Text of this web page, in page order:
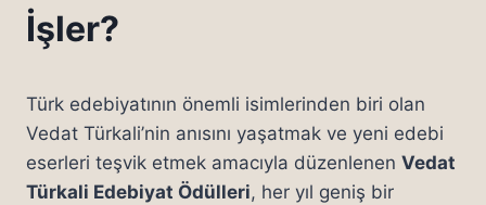
İşler?
Türk edebiyatının önemli isimlerinden biri olan
Vedat Türkali’nin anısını yaşatmak ve yeni edebi
eserleri teşvik etmek amacıyla düzenlenen Vedat
Türkali Edebiyat Ödülleri, her yıl geniş bir